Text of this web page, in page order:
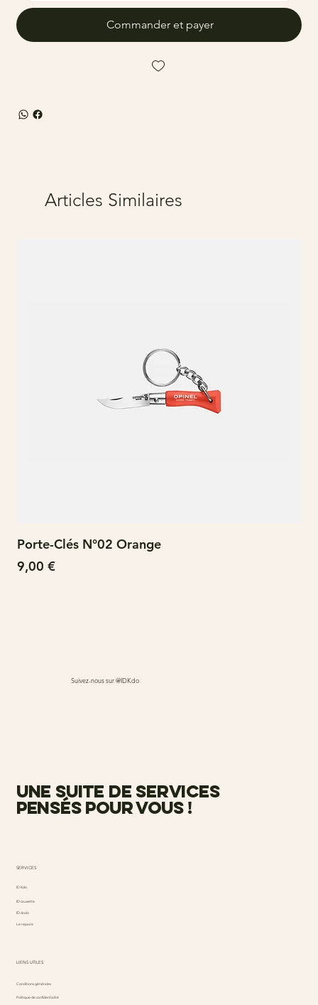
Commander et payer
Articles Similaires
Porte-Clés N°02 Orange
Prix
9,00 €
Suivez-nous sur @IDKdo
une suite de services
pensés pour vous !
SERVICES
ID Kdo
ID causette
ID dodo
Le repaire
LIENS UTILES
Conditions générales
Politique de confidentialité